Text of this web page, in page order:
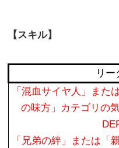
【スキル】
リ
「混血サイヤ人」また
の味方」カテゴリの
「兄弟の絆」または「